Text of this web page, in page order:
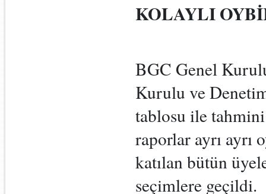
KOLAYLI
BGC Genel
Kurulu ve
tablosu ile
raporlar ayrı ayrı
katılan bütün
seçimlere geçildi.